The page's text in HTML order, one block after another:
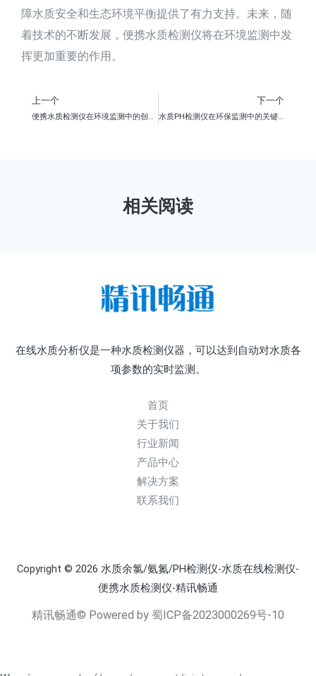
障水质安全和生态环境平衡提供了有力支持。未来，随
着技术的不断发展，便携水质检测仪将在环境监测中发
挥更加重要的作用。
上一个
便携水质检测仪在环境监测中的创新应用
下一个
水质PH检测仪在环保监测中的关键作用探究
相关阅读
在线水质分析仪是一种水质检测仪器，可以达到自动对水质各
项参数的实时监测。
首页
关于我们
行业新闻
产品中心
解决方案
联系我们
Copyright © 2026 水质余氯/氨氮/PH检测仪-水质在线检测仪-
便携水质检测仪-精讯畅通
精讯畅通© Powered by 蜀ICP备2023000269号-10